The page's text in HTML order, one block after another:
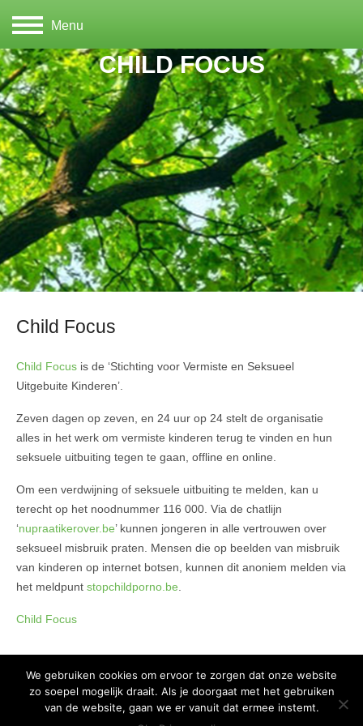
Menu
CHILD FOCUS
Child Focus
Child Focus is de ‘Stichting voor Vermiste en Seksueel
Uitgebuite Kinderen’.
Zeven dagen op zeven, en 24 uur op 24 stelt de organisatie
alles in het werk om vermiste kinderen terug te vinden en hun
seksuele uitbuiting tegen te gaan, offline en online.
Om een verdwijning of seksuele uitbuiting te melden, kan u
terecht op het noodnummer 116 000. Via de chatlijn
‘nupraatikerover.be’ kunnen jongeren in alle vertrouwen over
seksueel misbruik praten. Mensen die op beelden van misbruik
van kinderen op internet botsen, kunnen dit anoniem melden via
het meldpunt stopchildporno.be.
Child Focus
Copyright 2015 Huis van het Kind - Alle rechten voorbehouden -Privacy
We gebruiken cookies om ervoor te zorgen dat onze website
zo soepel mogelijk draait. Als je doorgaat met het gebruiken
van de website, gaan we er vanuit dat ermee instemt.